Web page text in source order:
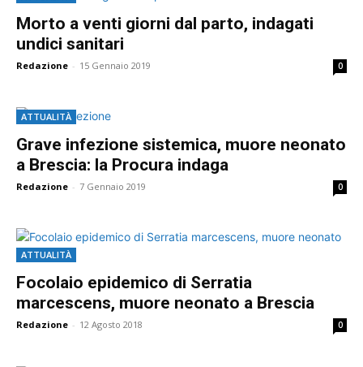
Morto a venti giorni dal parto, indagati
undici sanitari
Redazione - 15 Gennaio 2019 0
ATTUALITÀ
Grave infezione sistemica, muore neonato
a Brescia: la Procura indaga
Redazione - 7 Gennaio 2019 0
ATTUALITÀ
Focolaio epidemico di Serratia
marcescens, muore neonato a Brescia
Redazione - 12 Agosto 2018 0